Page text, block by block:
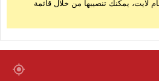
لايت، يمكنك تنصيبها من خلال قائمة